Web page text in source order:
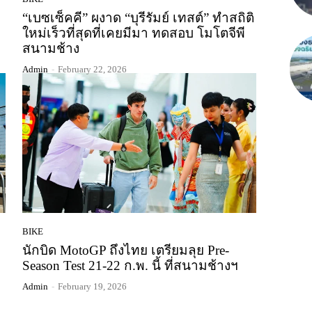
“เบซเซ็คคี” ผงาด “บุรีรัมย์ เทสต์” ทำสถิติ
ใหม่เร็วที่สุดที่เคยมีมา ทดสอบ โมโตจีพี
สนามช้าง
Admin - February 22, 2026
BIKE
นักบิด MotoGP ถึงไทย เตรียมลุย Pre-
Season Test 21-22 ก.พ. นี้ ที่สนามช้างฯ
Admin - February 19, 2026